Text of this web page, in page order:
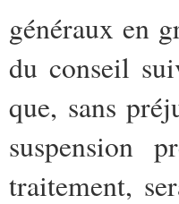
généraux en
du conseil
que, sans
suspension
traitement,